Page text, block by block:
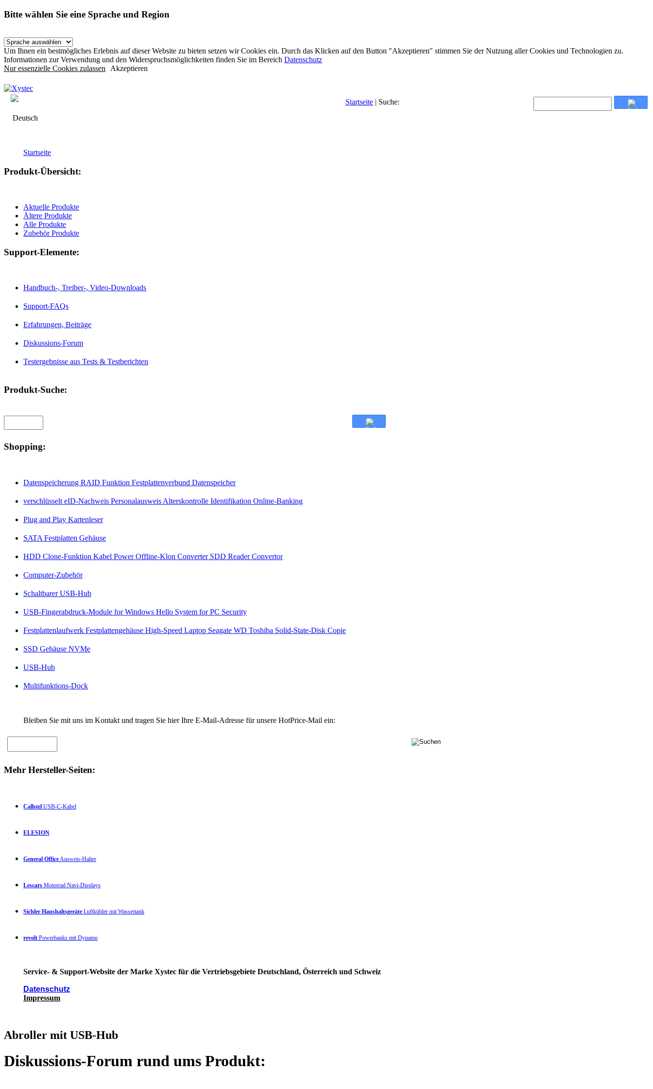
Bitte wählen Sie eine Sprache und Region
Um Ihnen ein bestmögliches Erlebnis auf dieser Website zu bieten setzen wir Cookies ein. Durch das Klicken auf den Button "Akzeptieren" stimmen Sie der Nutzung aller Cookies und Technologien zu.
Informationen zur Verwendung und den Widerspruchsmöglichkeiten finden Sie im Bereich Datenschutz
Nur essenzielle Cookies zulassen Akzeptieren
Deutsch
Startseite | Suche:
Startseite
Produkt-Übersicht:
Aktuelle Produkte
Ältere Produkte
Alle Produkte
Zubehör Produkte
Support-Elemente:
Handbuch-, Treiber-, Video-Downloads
Support-FAQs
Erfahrungen, Beiträge
Diskussions-Forum
Testergebnisse aus Tests & Testberichten
Produkt-Suche:
Shopping:
Datenspeicherung RAID Funktion Festplattenverbund Datenspeicher
verschlüsselt eID-Nachweis Personalausweis Alterskontrolle Identifikation Online-Banking
Plug and Play Kartenleser
SATA Festplatten Gehäuse
HDD Clone-Funktion Kabel Power Offline-Klon Converter SDD Reader Convertor
Computer-Zubehör
Schaltbarer USB-Hub
USB-Fingerabdruck-Module for Windows Hello System for PC Security
Festplattenlaufwerk Festplattengehäuse High-Speed Laptop Seagate WD Toshiba Solid-State-Disk Copie
SSD Gehäuse NVMe
USB-Hub
Multifunktions-Dock
Bleiben Sie mit uns im Kontakt und tragen Sie hier Ihre E-Mail-Adresse für unsere HotPrice-Mail ein:
Mehr Hersteller-Seiten:
Callstel USB-C-Kabel
ELESION
General Office Ausweis-Halter
Lescars Motorrad Navi-Displays
Sichler Haushaltsgeräte Luftkühler mit Wassertank
revolt Powerbanks mit Dynamo
Service- & Support-Website der Marke Xystec für die Vertriebsgebiete Deutschland, Österreich und Schweiz
Datenschutz
Impressum
Abroller mit USB-Hub
Diskussions-Forum rund ums Produkt: